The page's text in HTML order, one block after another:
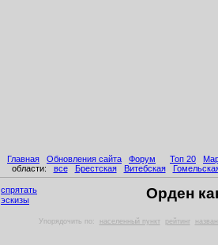
Главная Обновления сайта Форум Топ 20
области: все Брестская Витебская
спрятать
эскизы
Орден
Упорядочить по: населенный пункт рейтинг